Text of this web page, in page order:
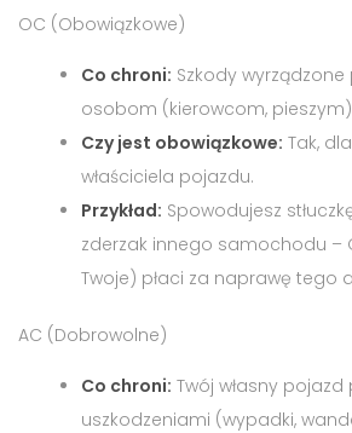
OC (Obowiązkowe)
Co chroni: Szkody
osobom (kierowcom,
Czy jest obowiązkowe: Tak,
właściciela pojazdu.
Przykład: Spowodujesz
zderzak innego samochodu –
Twoje) płaci za naprawę tego
AC (Dobrowolne)
Co chroni: Twój własny pojazd
uszkodzeniami (wypadki,